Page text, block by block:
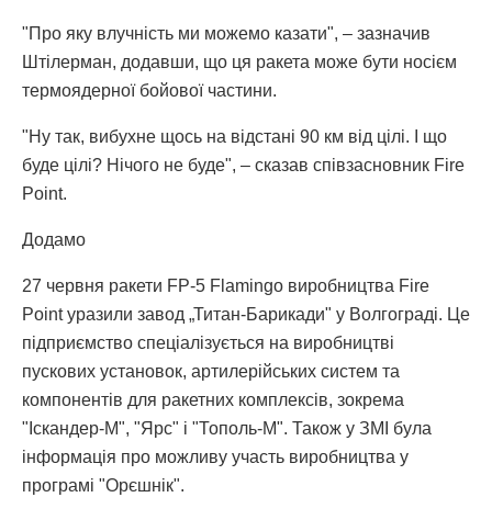
"Про яку влучність ми можемо казати", – зазначив
Штілерман, додавши, що ця ракета може бути носієм
термоядерної бойової частини.
"Ну так, вибухне щось на відстані 90 км від цілі. І що
буде цілі? Нічого не буде", – сказав співзасновник Fire
Point.
Додамо
27 червня ракети FP-5 Flamingo виробництва Fire
Point уразили завод „Титан-Барикади" у Волгограді. Це
підприємство спеціалізується на виробництві
пускових установок, артилерійських систем та
компонентів для ракетних комплексів, зокрема
"Іскандер-М", "Ярс" і "Тополь-М". Також у ЗМІ була
інформація про можливу участь виробництва у
програмі "Орєшнік".